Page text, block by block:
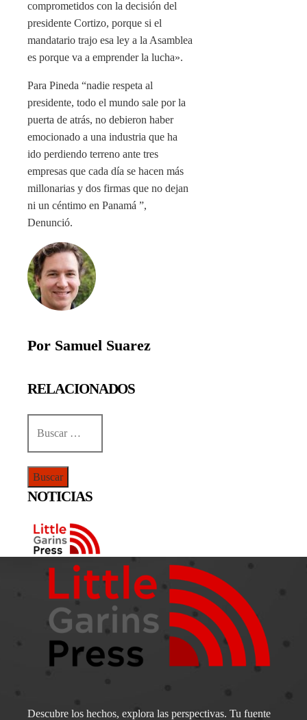
comprometidos con la decisión del
presidente Cortizo, porque si el
mandatario trajo esa ley a la Asamblea
es porque va a emprender la lucha».
Para Pineda “nadie respeta al
presidente, todo el mundo sale por la
puerta de atrás, no debieron haber
emocionado a una industria que ha
ido perdiendo terreno ante tres
empresas que cada día se hacen más
millonarias y dos firmas que no dejan
ni un céntimo en Panamá ”,
Denunció.
Por Samuel Suarez
RELACIONADOS
NOTICIAS
Descubre los hechos, explora las perspectivas. Tu fuente